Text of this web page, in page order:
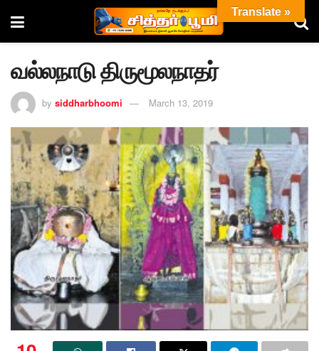
வல்லநாடு திருமூலநாதர்
by siddharbhoomi March 13, 2019
Translate »